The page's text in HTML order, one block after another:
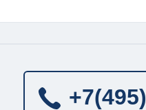
+7(495)